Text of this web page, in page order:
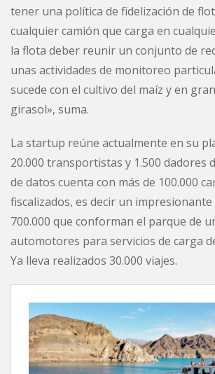
tener una política de fidelización de
cualquier camión que carga en
la flota deber reunir un conjunto de
unas actividades de monitoreo
sucede con el cultivo del maíz y en
girasol», suma.
La startup reúne actualmente en su
20.000 transportistas y 1.500 dadores
de datos cuenta con más de 100.000
fiscalizados, es decir un impresionante
700.000 que conforman el parque de
automotores para servicios de carga
Ya lleva realizados 30.000 viajes.